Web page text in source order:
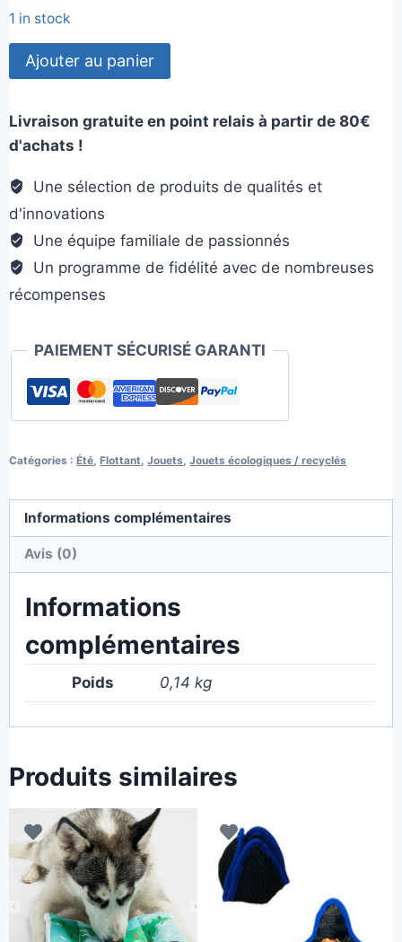
1 in stock
quantité
de
flottant
Ajouter au panier
Livraison gratuite en point relais à partir de 80€
d'achats !
Une sélection de produits de qualités et
d'innovations
Une équipe familiale de passionnés
Un programme de fidélité avec de nombreuses
récompenses
PAIEMENT SÉCURISÉ GARANTI
Catégories :Été,Flottant,Jouets,Jouets écologiques / recyclés
Informations complémentaires
Avis (0)
Informations
complémentaires
Poids 0,14 kg
Produits similaires